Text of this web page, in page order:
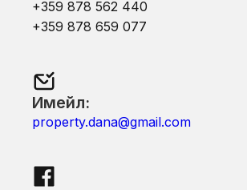
+359 878 562 440
+359 878 659 077
Имейл:
property.dana@gmail.com